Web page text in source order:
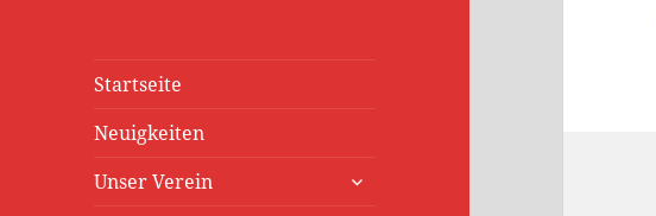
Startseite
Neuigkeiten
Unser Verein
untermenü